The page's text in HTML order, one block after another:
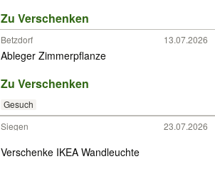
Zu Verschenken
Betzdorf 13.07.2026
Ableger Zimmerpflanze
Zu Verschenken
Gesuch
Siegen 23.07.2026
Verschenke IKEA Wandleuchte